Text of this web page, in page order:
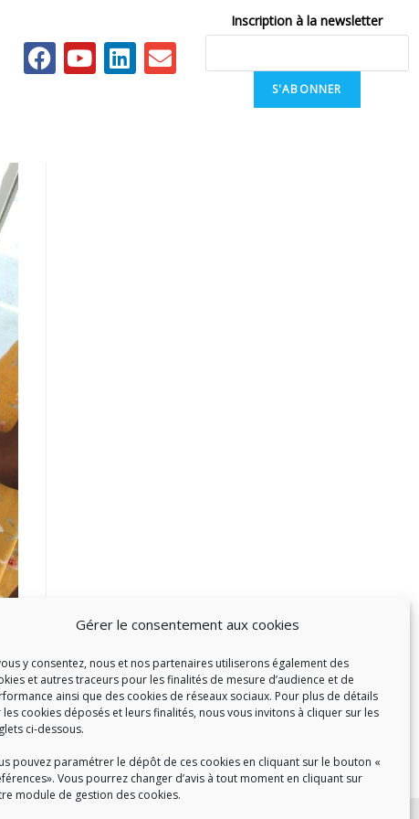
Gérer le consentement aux cookies
y consentez, nous et nos partenaires utiliserons également des
et autres traceurs pour les finalités de mesure d’audience et de
ainsi que des cookies de réseaux sociaux. Pour plus de détails
les cookies déposés et leurs finalités, nous vous invitons à cliquer sur les
ci-dessous.
pouvez paramétrer le dépôt de ces cookies en cliquant sur le bouton «
Vous pourrez changer d’avis à tout moment en cliquant sur
module de gestion des cookies.
Inscription à la newsletter
S'ABONNER